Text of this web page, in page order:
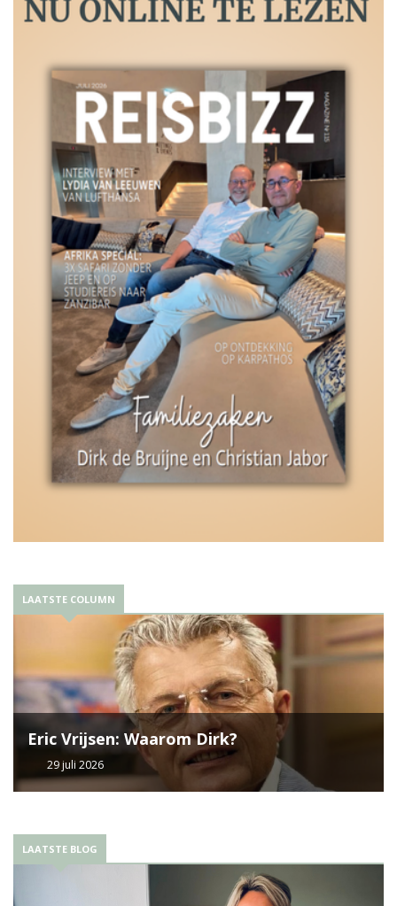
LAATSTE COLUMN
Eric Vrijsen: Waarom Dirk?
29 juli 2026
LAATSTE BLOG